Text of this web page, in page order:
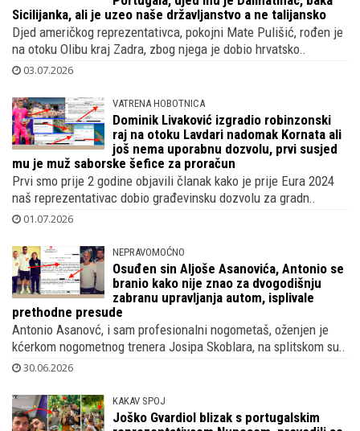
utjeha je Hrvatima nakon poraza od
Portugala, djed mu je Dalmatinac, baka
Sicilijanka, ali je uzeo naše državljanstvo a ne talijansko
Djed američkog reprezentativca, pokojni Mate Pulišić, rođen je
na otoku Olibu kraj Zadra, zbog njega je dobio hrvatsko..
VATRENA HOBOTNICA
Dominik Livaković izgradio robinzonski
raj na otoku Lavdari nadomak Kornata ali
još nema uporabnu dozvolu, prvi susjed
mu je muž saborske šefice za proračun
Prvi smo prije 2 godine objavili članak kako je prije Eura 2024
naš reprezentativac dobio građevinsku dozvolu za gradn..
NEPRAVOMOĆNO
Osuđen sin Aljoše Asanovića, Antonio se
branio kako nije znao za dvogodišnju
zabranu upravljanja autom, isplivale
prethodne presude
Antonio Asanovć, i sam profesionalni nogometaš, oženjen je
kćerkom nogometnog trenera Josipa Skoblara, na splitskom su..
KAKAV SPOJ